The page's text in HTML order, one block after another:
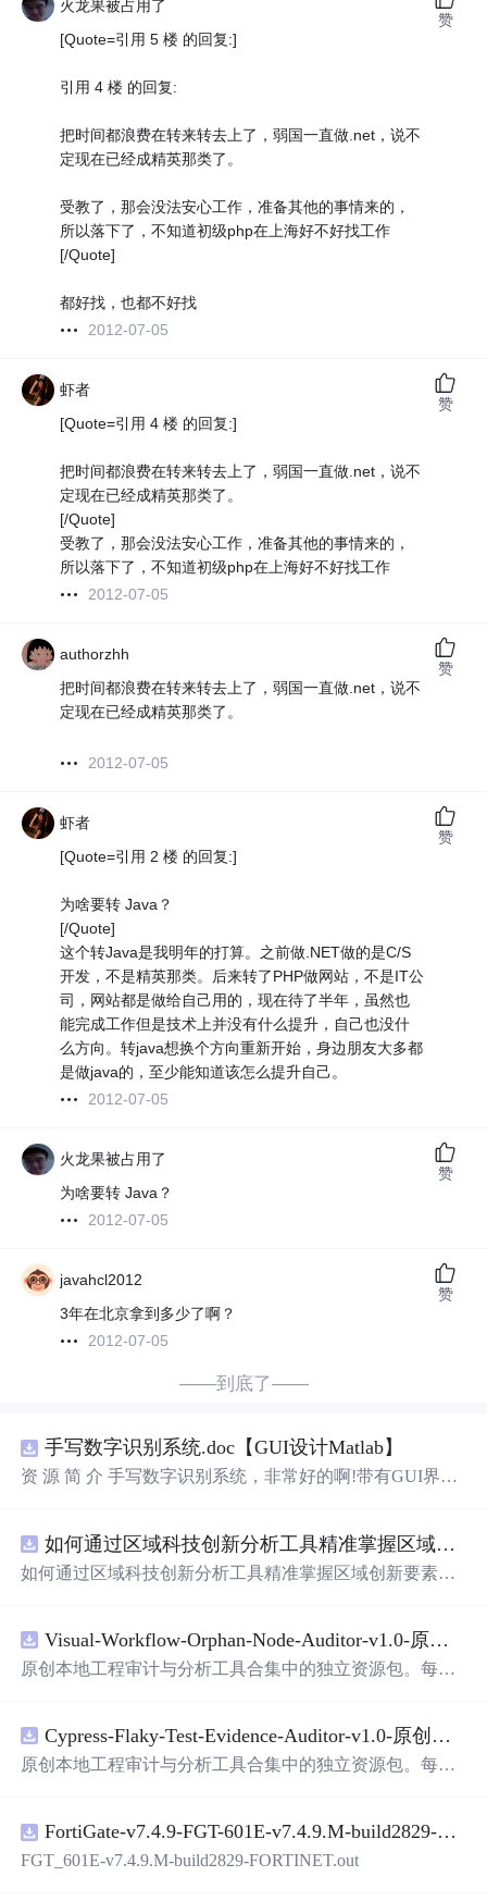
火龙果被占用了
[Quote=引用 5 楼 的回复:]
引用 4 楼 的回复:
把时间都浪费在转来转去上了，弱国一直做.net，说不
定现在已经成精英那类了。
受教了，那会没法安心工作，准备其他的事情来的，
所以落下了，不知道初级php在上海好不好找工作
[/Quote]
都好找，也都不好找
2012-07-05
赞
虾者
[Quote=引用 4 楼 的回复:]
把时间都浪费在转来转去上了，弱国一直做.net，说不
定现在已经成精英那类了。
[/Quote]
受教了，那会没法安心工作，准备其他的事情来的，
所以落下了，不知道初级php在上海好不好找工作
2012-07-05
赞
authorzhh
把时间都浪费在转来转去上了，弱国一直做.net，说不
定现在已经成精英那类了。
2012-07-05
赞
虾者
[Quote=引用 2 楼 的回复:]
为啥要转 Java？
[/Quote]
这个转Java是我明年的打算。之前做.NET做的是C/S
开发，不是精英那类。后来转了PHP做网站，不是IT公
司，网站都是做给自己用的，现在待了半年，虽然也
能完成工作但是技术上并没有什么提升，自己也没什
么方向。转java想换个方向重新开始，身边朋友大多都
是做java的，至少能知道该怎么提升自己。
2012-07-05
赞
火龙果被占用了
为啥要转 Java？
2012-07-05
赞
javahcl2012
3年在北京拿到多少了啊？
2012-07-05
赞
——到底了——
手写数字识别系统.doc【GUI设计Matlab】
资 源 简 介 手写数字识别系统，非常好的啊!带有GUI界
带有直观的图形用户界面（GUI），非常容易使用。你只
需要将手写数字输入系统，它将立即给出准确的识别结
是一个非常方便和实用的工具，你一定会喜欢它的！
如何通过区域科技创新分析工具精准掌握区域创新要素分布与产业链融合现状？.docx
如何通过区域科技创新分析工具精准掌握区域创新要素分
Visual-Workflow-Orphan-Node-Auditor-v1.0-原创源码与文档.zip
原创本地工程审计与分析工具合集中的独立资源包。每个
README、运行说明、功能清单、MIT License及原创与授
权声明。解压后进入project目录，执行npm test验证算法，
目源码、Logo、官方截图、论文、生产日志或其他受限素
材。适合前端开发、AI应用工程、测试审计和课程实践。
Cypress-Flaky-Test-Evidence-Auditor-v1.0-原创源码与文档.zip
原创本地工程审计与分析工具合集中的独立资源包。每个
README、运行说明、功能清单、MIT License及原创与授
权声明。解压后进入project目录，执行npm test验证算法，
FortiGate-v7.4.9-FGT-601E-v7.4.9.M-build2829-FORTINET.out
FGT_601E-v7.4.9.M-build2829-FORTINET.out